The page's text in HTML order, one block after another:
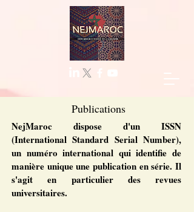
Publications
NejMaroc dispose d'un ISSN
(International Standard Serial Number),
un numéro international qui identifie de
manière unique une publication en série. Il
s'agit en particulier des revues
universitaires.